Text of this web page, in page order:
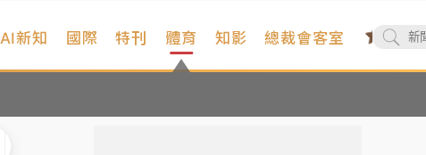
AI新知 國際 特刊 體育 知影 總裁會客室